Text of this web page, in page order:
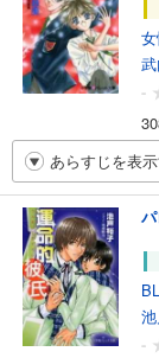
-
あらすじを表
-